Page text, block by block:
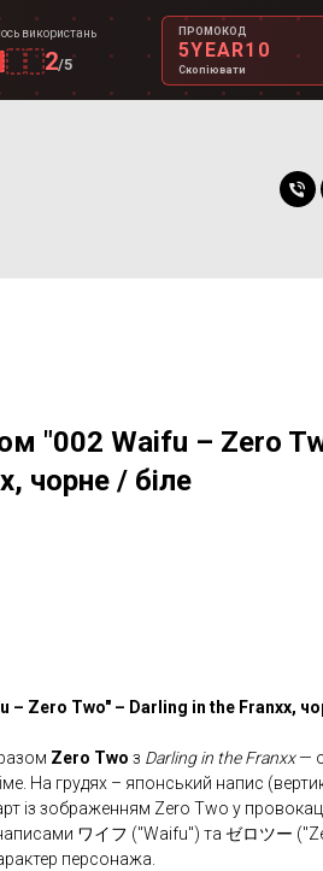
використань
2/5
ПРОМОКОД
5YEAR10
Скопіювати
"002 Waifu – Zero
чорне / біле
– Zero Two" – Darling in the Franxx,
Zero Two з Darling in the Franxx—
На грудях – японський напис
із зображенням Zero Two у
ワイフ ("Waifu") та ゼロツー
персонажа.